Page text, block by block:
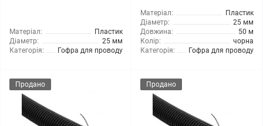
Матеріал:
Пластик
Діаметр:
25 мм
Категорія:
Гофра для проводу
Матеріал:
Пластик
Діаметр:
25 мм
Довжина:
50 м
Колір:
чорна
Категорія:
Гофра для проводу
Продано Продано